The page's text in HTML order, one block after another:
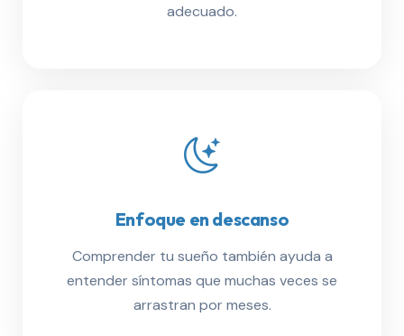
adecuado.
Enfoque en descanso
Comprender tu sueño también ayuda a
entender síntomas que muchas veces se
arrastran por meses.